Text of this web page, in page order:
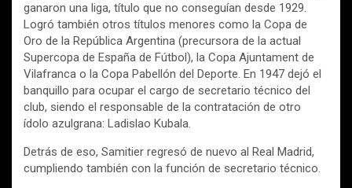
ganaron una liga, título que no conseguían desde 1929.
Logró también otros títulos menores como la Copa de
Oro de la República Argentina (precursora de la actual
Supercopa de España de Fútbol), la Copa Ajuntament de
Vilafranca o la Copa Pabellón del Deporte. En 1947 dejó el
banquillo para ocupar el cargo de secretario técnico del
club, siendo el responsable de la contratación de otro
ídolo azulgrana: Ladislao Kubala.
Detrás de eso, Samitier regresó de nuevo al Real Madrid,
cumpliendo también con la función de secretario técnico.